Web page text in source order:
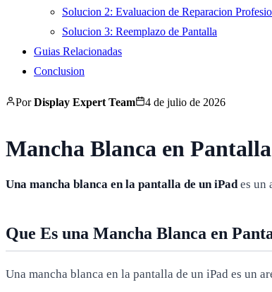
Solucion 2: Evaluacion de Reparacion
Solucion 3: Reemplazo de Pantalla
Guias Relacionadas
Conclusion
PorDisplay Expert Team 4 de julio de 2026
Mancha Blanca en
Una mancha blanca en la pantalla de un iPad es un
Que Es una Mancha Blanca en
Una mancha blanca en la pantalla de un iPad es un